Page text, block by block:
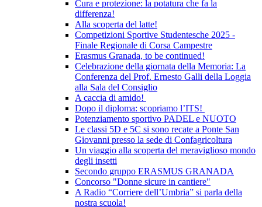
Cura e protezione: la potatura che fa la
differenza!
Alla scoperta del latte!
Competizioni Sportive Studentesche 2025 -
Finale Regionale di Corsa Campestre
Erasmus Granada, to be continued!
Celebrazione della giornata della Memoria: La
Conferenza del Prof. Ernesto Galli della Loggia
alla Sala del Consiglio
A caccia di amido!
Dopo il diploma: scopriamo l’ITS!
Potenziamento sportivo PADEL e NUOTO
Le classi 5D e 5C si sono recate a Ponte San
Giovanni presso la sede di Confagricoltura
Un viaggio alla scoperta del meraviglioso mondo
degli insetti
Secondo gruppo ERASMUS GRANADA
Concorso "Donne sicure in cantiere"
A Radio “Corriere dell’Umbria” si parla della
nostra scuola!